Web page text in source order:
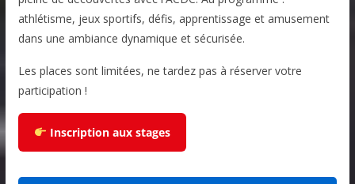
athlétisme, jeux sportifs, défis, apprentissage et amusement
dans une ambiance dynamique et sécurisée.
Les places sont limitées, ne tardez pas à réserver votre
participation !
Inscription aux stages